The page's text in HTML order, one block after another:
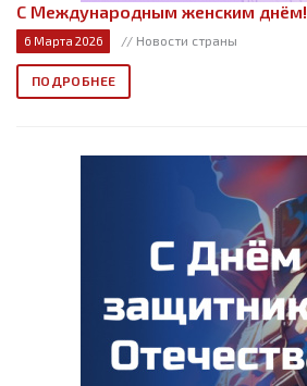
С Международным женским днём!
6 Марта 2026 // Новости страны
ПОДРОБНЕЕ